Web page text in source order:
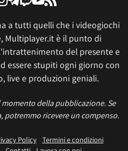
a tutti quelli che i videogiochi
Multiplayer.it è il punto di
del presente e
essere stupiti ogni giorno con
live e produzioni geniali.
della pubblicazione. Se
potremmo ricevere un compenso.
Policy
Termini e condizioni